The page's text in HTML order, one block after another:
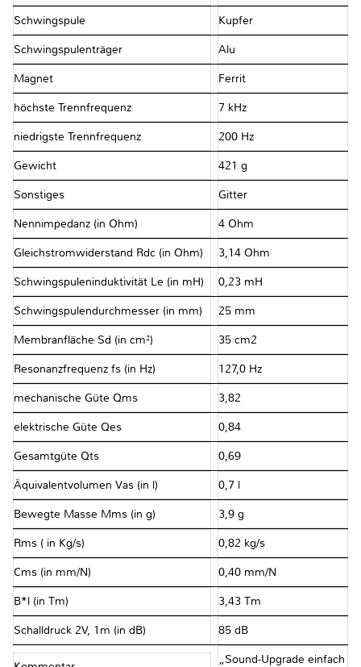
Schwingspule Kupfer
Schwingspulenträger Alu
Magnet Ferrit
höchste Trennfrequenz 7 kHz
niedrigste Trennfrequenz 200 Hz
Gewicht 421 g
Sonstiges Gitter
Nennimpedanz (in Ohm) 4 Ohm
Gleichstromwiderstand Rdc (in Ohm) 3,14 Ohm
Schwingspuleninduktivität Le (in mH) 0,23 mH
Schwingspulendurchmesser (in mm) 25 mm
Membranfläche Sd (in cm²) 35 cm2
Resonanzfrequenz fs (in Hz) 127,0 Hz
mechanische Güte Qms 3,82
elektrische Güte Qes 0,84
Gesamtgüte Qts 0,69
Äquivalentvolumen Vas (in l) 0,7 l
Bewegte Masse Mms (in g) 3,9 g
Rms ( in Kg/s) 0,82 kg/s
Cms (in mm/N) 0,40 mm/N
B*l (in Tm) 3,43 Tm
Schalldruck 2V, 1m (in dB) 85 dB
„Sound-Upgrade einfach